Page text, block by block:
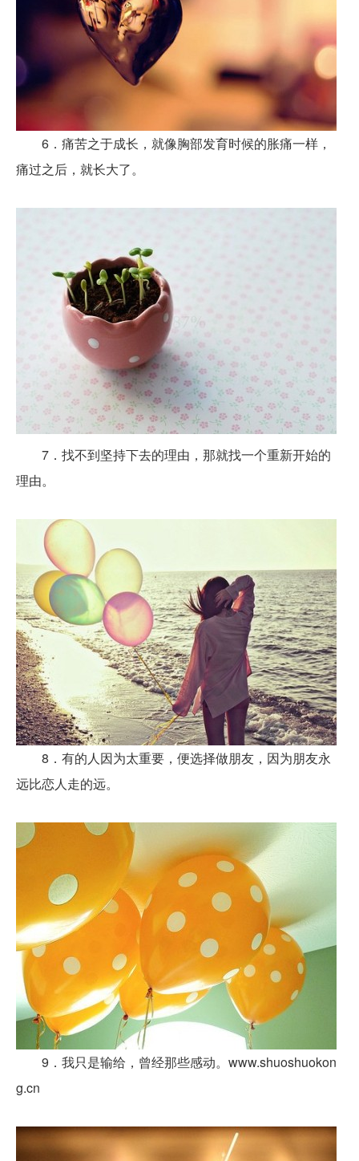
6．痛苦之于成长，就像胸部发育时候的胀痛一样，
痛过之后，就长大了。
7．找不到坚持下去的理由，那就找一个重新开始的
理由。
8．有的人因为太重要，便选择做朋友，因为朋友永
远比恋人走的远。
9．我只是输给，曾经那些感动。www.shuoshuokon
g.cn